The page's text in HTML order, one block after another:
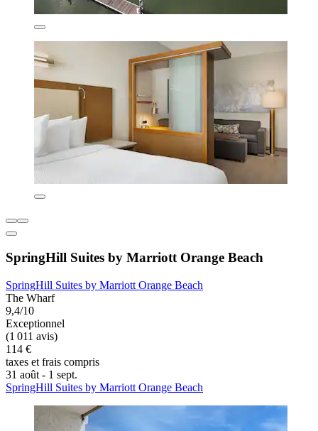
SpringHill Suites by Marriott Orange Beach
SpringHill Suites by Marriott Orange Beach
The Wharf
9,4/10
Exceptionnel
(1 011 avis)
114 €
taxes et frais compris
31 août - 1 sept.
SpringHill Suites by Marriott Orange Beach